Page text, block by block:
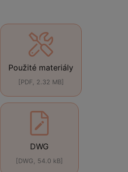
Použité materiály
[PDF, 2.32 MB]
DWG
[DWG, 54.0 kB]